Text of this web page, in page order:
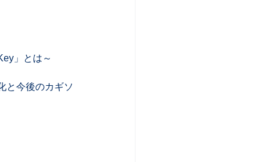
」とは～
と今後のカギソ